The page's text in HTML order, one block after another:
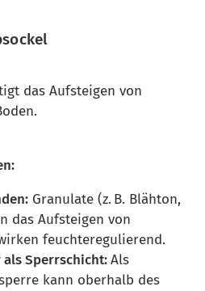
das Aufsteigen von
Granulate (z. B. Blähton,
das Aufsteigen von
feuchteregulierend.
Sperrschicht:Als
kann oberhalb des